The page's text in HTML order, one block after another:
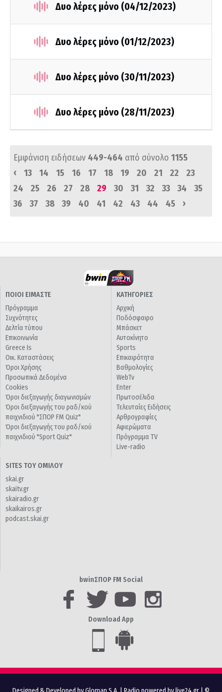
Δυο λέρες μόνο (04/12/2023)
Δυο λέρες μόνο (01/12/2023)
Δυο λέρες μόνο (30/11/2023)
Δυο λέρες μόνο (28/11/2023)
Εμφάνιση ειδήσεων 449-464 από σύνολο 1155
‹
13 14 15 16 17 18 19 20 21 22
23
24
25 26 27 28 29 30 31 32 33 34
35
36
37 38 39 40 41 42 43 44 45 ›
ΠΟΙΟΙ ΕΙΜΑΣΤΕ
Πρόγραμμα
Συχνότητες
Δελτία τύπου
Επικοινωνία
Greece Is
Οικ. Καταστάσεις
Όροι Χρήσης
Προσωπικά Δεδομένα
Cookies
Όροι διεξαγωγής διαγωνισμών
Όροι διεξαγωγής του ραδ/κού
παιχνιδιού "ΣΠΟΡ FM Quiz"
Όροι διεξαγωγής του ραδ/κού
παιχνιδιού "Sport Quiz"
ΚΑΤΗΓΟΡΙΕΣ
Αρχική
Ποδόσφαιρο
Μπάσκετ
Αυτοκίνητο
Sports
Επικαιρότητα
Βαθμολογίες
WebTv
Enter
Πρωτοσέλιδα
Τελευταίες Ειδήσεις
Αρθρογραφίες
Αφιερώματα
Πρόγραμμα TV
Live-radio
SITES ΤΟΥ ΟΜΙΛΟΥ
skai.gr
skaitv.gr
skairadio.gr
skaikairos.gr
podcast.skai.gr
bwinΣΠΟΡ FM Social
Download App